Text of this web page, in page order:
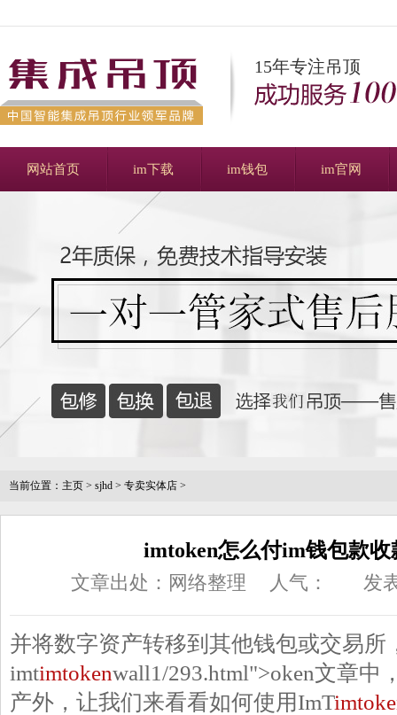
15年专注吊顶
网站首页 im下载 im钱包 im官网
当前位置： 主页 > sjhd > 专卖实体店 >
imtoken怎么付im钱包款收
文章出处：网络整理 人气： 发
并将数字资产转移到其他钱包或交易所
imtimtokenwall1/293.html">oken文章中
产外，让我们来看看如何使用ImT